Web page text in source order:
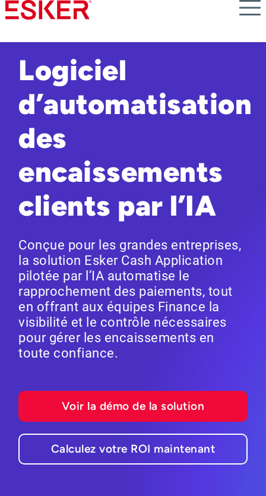
Skip
to
content
Logiciel
d’automatisation
des
encaissements
clients par l’IA
Conçue pour les grandes entreprises,
la solution Esker Cash Application
pilotée par l’IA automatise le
rapprochement des paiements, tout
en offrant aux équipes Finance la
visibilité et le contrôle nécessaires
pour gérer les encaissements en
toute confiance.
Voir la démo de la solution
Calculez votre ROI maintenant